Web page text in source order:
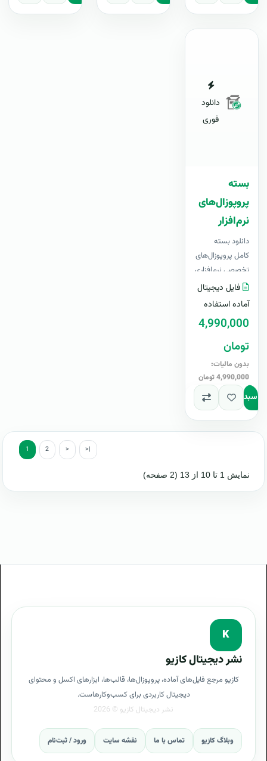
دانلود
فوری
بسته
پروپوزال‌های
نرم‌افزار
دانلود بسته
کامل پروپوزال‌های
تخصصی نرم‌افزاری
، فایل های لایه باز
قابل ویرایش در
فایل دیجیتال
آماده استفاده
4,990,000
تومان
بدون مالیات:
4,990,000 تومان
به سبد
1 2 > >|
نمایش 1 تا 10 از 13 (2 صفحه)
K
نشر دیجیتال کازیو
کازیو مرجع فایل‌های آماده، پروپوزال‌ها، قالب‌ها، ابزارهای اکسل و محتوای
دیجیتال کاربردی برای کسب‌وکارهاست.
وبلاگ کازیو تماس با ما نقشه سایت ورود / ثبت‌نام